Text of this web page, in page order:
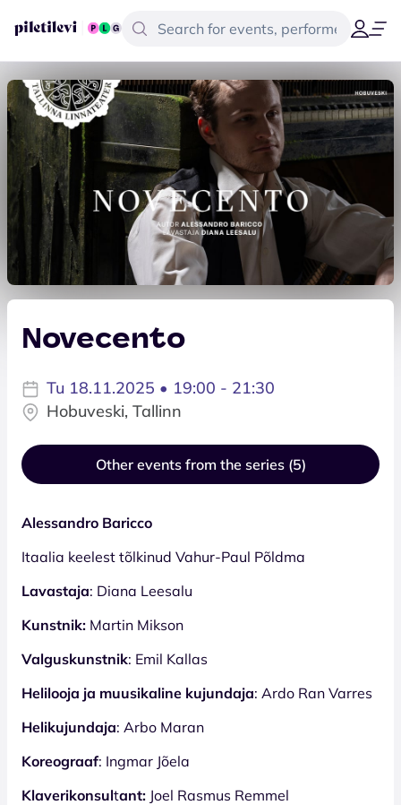
Novecento
Tu 18.11.2025 • 19:00 - 21:30
Hobuveski, Tallinn
Other events from the series (5)
Alessandro Baricco
Itaalia keelest tõlkinud Vahur-Paul Põldma
Lavastaja: Diana Leesalu
Kunstnik: Martin Mikson
Valguskunstnik: Emil Kallas
Helilooja ja muusikaline kujundaja: Ardo Ran Varres
Helikujundaja: Arbo Maran
Koreograaf: Ingmar Jõela
Klaverikonsultant: Joel Rasmus Remmel